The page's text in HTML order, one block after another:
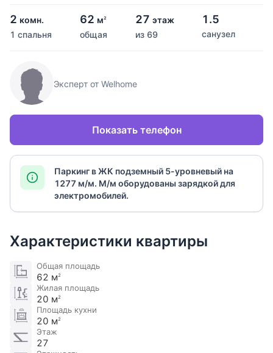
2 комн.
1 спальня
62 м2
общая
27 этаж
из 69
1.5
санузел
Эксперт от Welhome
Показать телефон
Паркинг в ЖК подземный 5-уровневый на
1277 м/м. М/м оборудованы зарядкой для
электромобилей​.
Характеристики квартиры
Общая площадь
62 м2
Жилая площадь
20 м2
Площадь кухни
20 м2
Этаж
27